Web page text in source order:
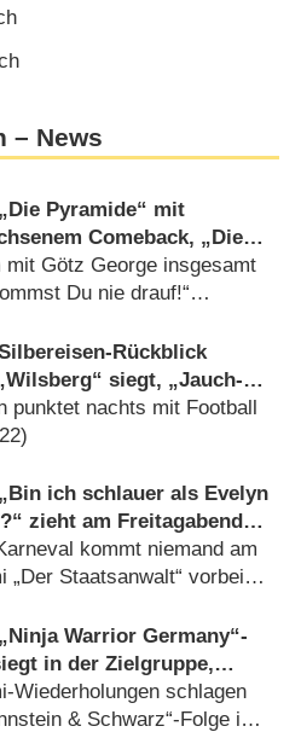
– News
Pyramide“ mit
Comeback, „Die
fällt zurück
mit Götz George insgesamt
Du nie drauf!“
Rückblick
siegt, „Jauch-
Schöneberger-Show“
punktet nachts mit Football
)
ich schlauer als Evelyn
zieht am Freitagabend
Zuschauer an
kommt niemand am
„Der Staatsanwalt“ vorbei
Warrior Germany“-
in der Zielgruppe,
Show weiterhin
Wiederholungen schlagen
& Schwarz“-Folge im